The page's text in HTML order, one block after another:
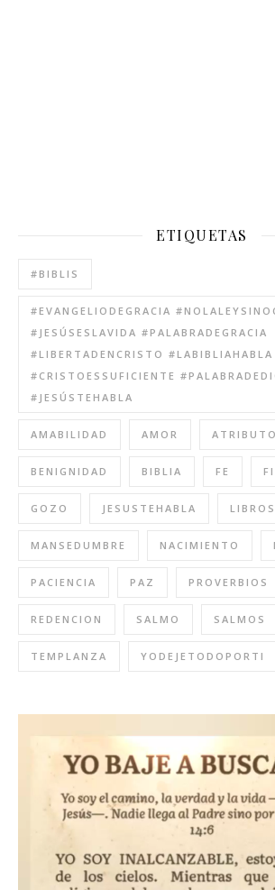
ETIQUETAS
#BIBLIS
#EVANGELIODEGRACIA
#JESÚSESLAVIDA #PALABRADEGRACIA
#LIBERTADENCRISTO #LABIBLIAHABLA
#CRISTOESSUFICIENTE
#JESÚSTEHABLA
AMABILIDAD AMOR
BENIGNIDAD BIBLIA FE
GOZO JESUSTEHABLA LIBROS
MANSEDUMBRE NACIMIENTO
PACIENCIA PAZ PROVERBIOS
REDENCION SALMO SALMOS
TEMPLANZA YODEJETODOPORTI